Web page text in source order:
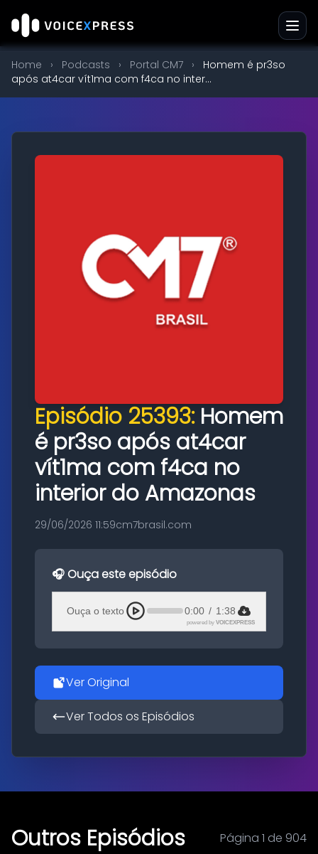
Home › Podcasts › Portal CM7 ›
Homem é pr3so
após at4car vít1ma com f4ca no inter...
Episódio 25393: Homem
é pr3so após at4car
vít1ma com f4ca no
interior do Amazonas
29/06/2026 11:59cm7brasil.com
🎧 Ouça este episódio
Ouça o texto 0:00 / 1:38
powered by VOICEXPRESS
Ver Original
Ver Todos os Episódios
Outros Episódios Página 1 de 904